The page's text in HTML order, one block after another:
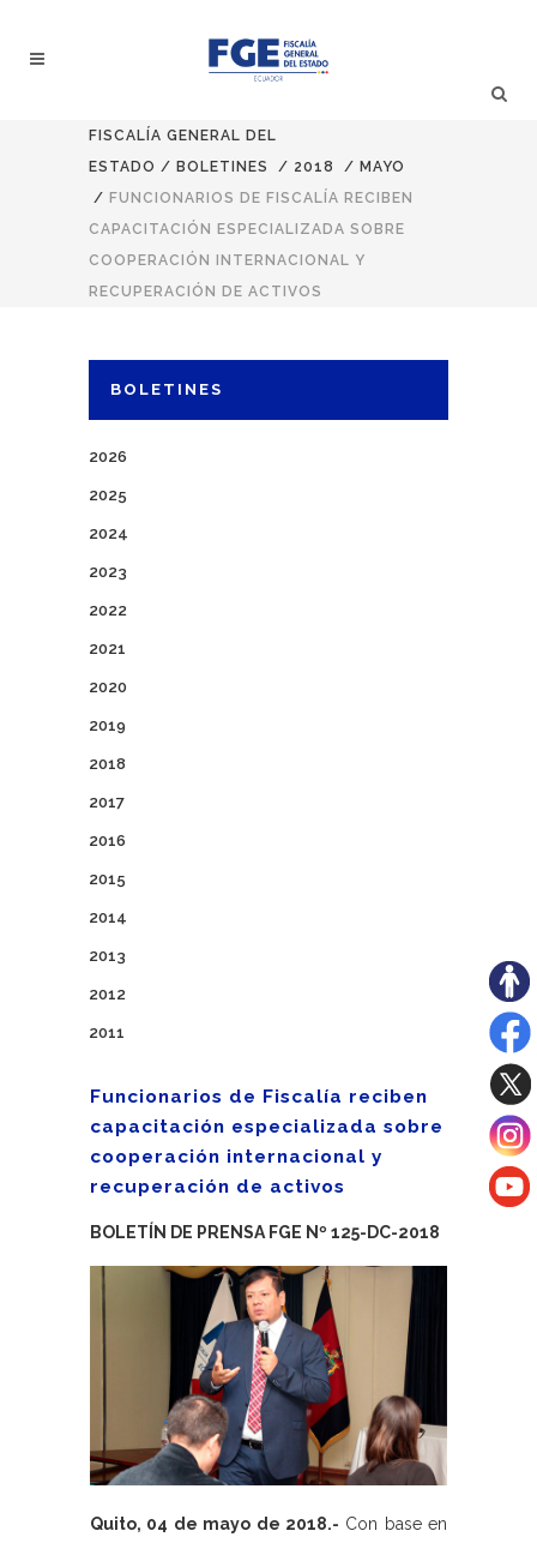
FISCALÍA GENERAL DEL
ESTADO / BOLETINES / 2018 / MAYO
/ FUNCIONARIOS DE FISCALÍA RECIBEN
CAPACITACIÓN ESPECIALIZADA SOBRE
COOPERACIÓN INTERNACIONAL Y
RECUPERACIÓN DE ACTIVOS
BOLETINES
2026
2025
2024
2023
2022
2021
2020
2019
2018
2017
2016
2015
2014
2013
2012
2011
Funcionarios de Fiscalía reciben
capacitación especializada sobre
cooperación internacional y
recuperación de activos
BOLETÍN DE PRENSA FGE Nº 125-DC-2018
Quito, 04 de mayo de 2018.- Con base en